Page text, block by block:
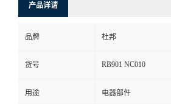
产品详请
品牌 杜邦
货号 RB901 NC010
用途 电器部件